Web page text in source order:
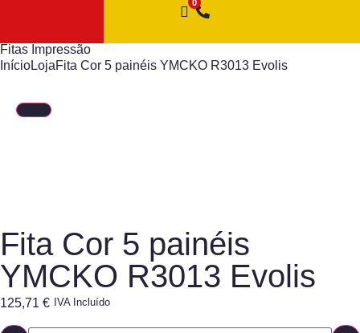
Fitas Impressão
InícioLojaFita Cor 5 painéis YMCKO R3013 Evolis
Fita Cor 5 painéis
YMCKO R3013 Evolis
125,71 € IVA Incluído